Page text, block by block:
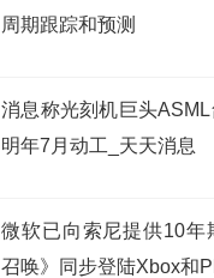
周期跟踪和预测
消息称光刻机巨头
明年7月动工_天天消息
微软已向索尼提供10年
召唤》同步登陆Xbox和